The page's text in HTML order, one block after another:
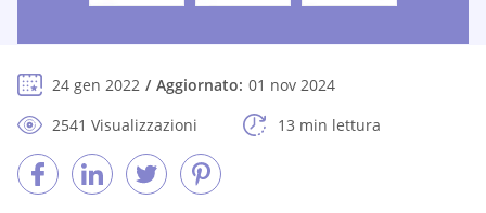
24 gen 2022 Aggiornato: 01 nov 2024
2541 Visualizzazioni
13 min lettura